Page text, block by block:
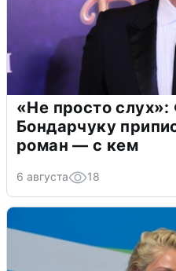
«Не просто
Бондарчуку
роман — с кем
6 августа 18